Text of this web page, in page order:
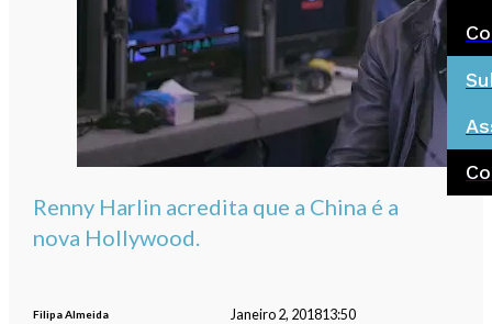
Renny Harlin acredita que a China é a
nova Hollywood.
Filipa Almeida Janeiro 2, 201813:50